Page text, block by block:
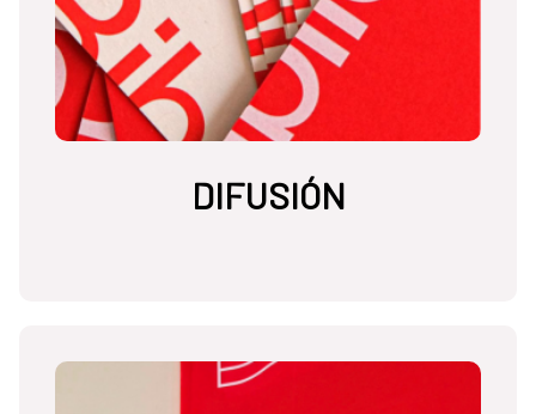
DIFUSIÓN